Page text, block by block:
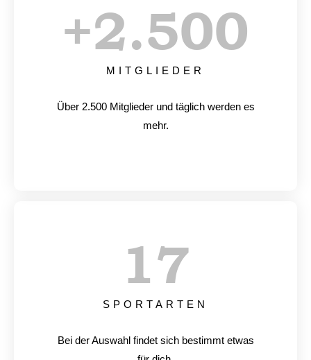
MITGLIEDER
+2.500
Über 2.500 Mitglieder und täglich werden es
mehr.
SPORTARTEN
17
Bei der Auswahl findet sich bestimmt etwas